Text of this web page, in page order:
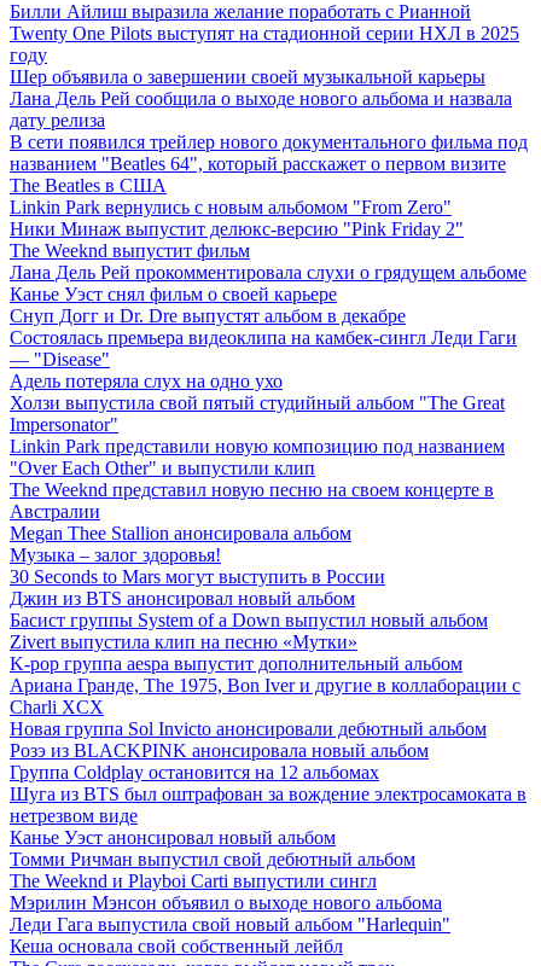
Билли Айлиш выразила желание поработать с Рианной
Twenty One Pilots выступят на стадионной серии НХЛ в 2025
году
Шер объявила о завершении своей музыкальной карьеры
Лана Дель Рей сообщила о выходе нового альбома и назвала
дату релиза
В сети появился трейлер нового документального фильма под
названием "Beatles 64", который расскажет о первом визите
The Beatles в США
Linkin Park вернулись с новым альбомом "From Zero"
Ники Минаж выпустит делюкс-версию "Pink Friday 2"
The Weeknd выпустит фильм
Лана Дель Рей прокомментировала слухи о грядущем альбоме
Канье Уэст снял фильм о своей карьере
Снуп Догг и Dr. Dre выпустят альбом в декабре
Состоялась премьера видеоклипа на камбек-сингл Леди Гаги
— "Disease"
Адель потеряла слух на одно ухо
Холзи выпустила свой пятый студийный альбом "The Great
Impersonator"
Linkin Park представили новую композицию под названием
"Over Each Other" и выпустили клип
The Weeknd представил новую песню на своем концерте в
Австралии
Megan Thee Stallion анонсировала альбом
Музыка – залог здоровья!
30 Seconds to Mars могут выступить в России
Джин из BTS анонсировал новый альбом
Басист группы System of a Down выпустил новый альбом
Zivert выпустила клип на песню «Мутки»
K-pop группа aespa выпустит дополнительный альбом
Ариана Гранде, The 1975, Bon Iver и другие в коллаборации с
Charli XCX
Новая группа Sol Invicto анонсировали дебютный альбом
Розэ из BLACKPINK анонсировала новый альбом
Группа Coldplay остановится на 12 альбомах
Шуга из BTS был оштрафован за вождение электросамоката в
нетрезвом виде
Канье Уэст анонсировал новый альбом
Томми Ричман выпустил свой дебютный альбом
The Weeknd и Playboi Carti выпустили сингл
Мэрилин Мэнсон объявил о выходе нового альбома
Леди Гага выпустила свой новый альбом "Harlequin"
Кеша основала свой собственный лейбл